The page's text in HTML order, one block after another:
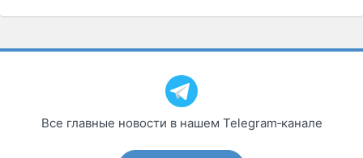
Все главные новости в нашем Telegram‑канале